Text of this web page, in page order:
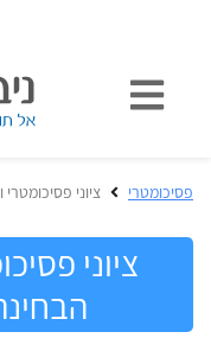
כניסת
תלמידים
הכנה
המוצרים
מבית
פסיכומטרי ציוני
ציוני